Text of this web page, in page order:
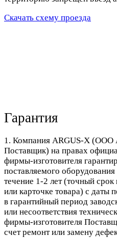
Скачать схему проезда
Гарантия
1. Компания ARGUS-X (ООО
Поставщик) на правах
фирмы-изготовителя
поставляемого
течение 1-2 лет (точный срок
или карточке товара) с даты
в гарантийный период
или несоответствия
фирмы-изготовителя
счет ремонт или замену